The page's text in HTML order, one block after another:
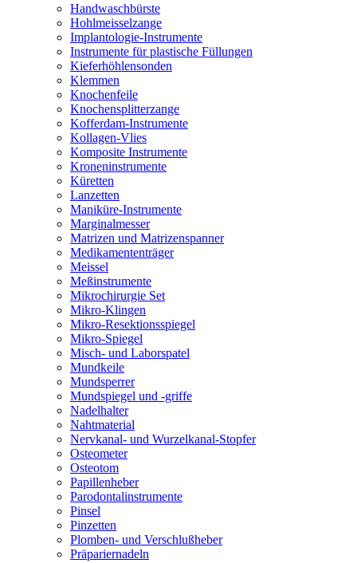
Handwaschbürste
Hohlmeisselzange
Implantologie-Instrumente
Instrumente für plastische Füllungen
Kieferhöhlensonden
Klemmen
Knochenfeile
Knochensplitterzange
Kofferdam-Instrumente
Kollagen-Vlies
Komposite Instrumente
Kroneninstrumente
Küretten
Lanzetten
Maniküre-Instrumente
Marginalmesser
Matrizen und Matrizenspanner
Medikamententräger
Meissel
Meßinstrumente
Mikrochirurgie Set
Mikro-Klingen
Mikro-Resektionsspiegel
Mikro-Spiegel
Misch- und Laborspatel
Mundkeile
Mundsperrer
Mundspiegel und -griffe
Nadelhalter
Nahtmaterial
Nervkanal- und Wurzelkanal-Stopfer
Osteometer
Osteotom
Papillenheber
Parodontalinstrumente
Pinsel
Pinzetten
Plomben- und Verschlußheber
Präpariernadeln